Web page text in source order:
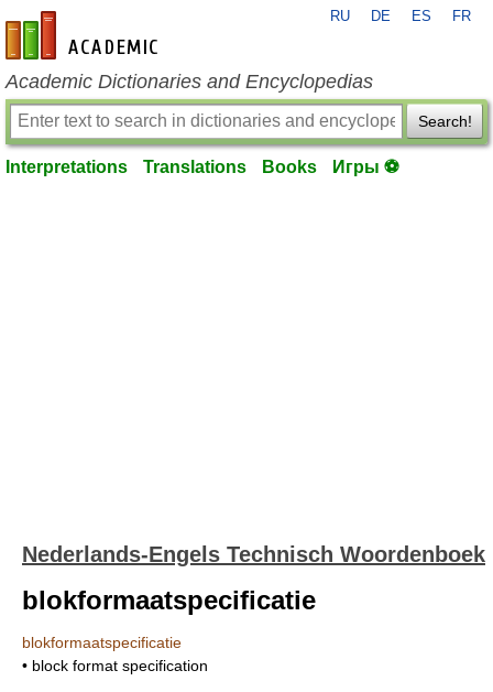
en-academic.com
RU DE ES FR
Academic Dictionaries and Encyclopedias
Search!
Interpretations Translations Books Игры ⚽
Nederlands-Engels Technisch Woordenboek
blokformaatspecificatie
blokformaatspecificatie
• block format specification